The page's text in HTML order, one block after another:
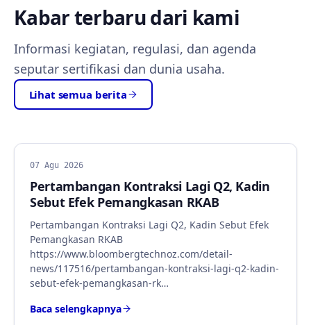
Kabar terbaru dari kami
Informasi kegiatan, regulasi, dan agenda
seputar sertifikasi dan dunia usaha.
Lihat semua berita
BERITA
07 Agu 2026
Pertambangan Kontraksi Lagi Q2, Kadin
Sebut Efek Pemangkasan RKAB
Pertambangan Kontraksi Lagi Q2, Kadin Sebut Efek
Pemangkasan RKAB
https://www.bloombergtechnoz.com/detail-
news/117516/pertambangan-kontraksi-lagi-q2-kadin-
sebut-efek-pemangkasan-rk…
Baca selengkapnya